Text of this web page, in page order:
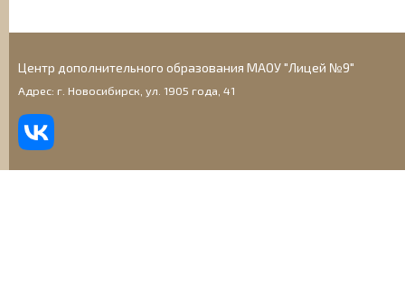
Центр дополнительного образования МАОУ "Лицей №9"
Адрес: г. Новосибирск, ул. 1905 года, 41